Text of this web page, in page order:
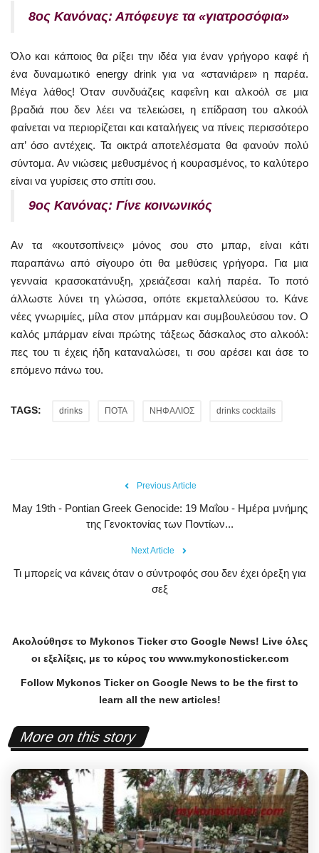
8ος Κανόνας: Απόφευγε τα «γιατροσόφια»
Όλο και κάποιος θα ρίξει την ιδέα για έναν γρήγορο καφέ ή
ένα δυναμωτικό energy drink για να «στανιάρει» η παρέα.
Μέγα λάθος! Όταν συνδυάζεις καφεΐνη και αλκοόλ σε μια
βραδιά που δεν λέει να τελειώσει, η επίδραση του αλκοόλ
φαίνεται να περιορίζεται και καταλήγεις να πίνεις περισσότερο
απ’ όσο αντέχεις. Τα οικτρά αποτελέσματα θα φανούν πολύ
σύντομα. Αν νιώσεις μεθυσμένος ή κουρασμένος, το καλύτερο
είναι να γυρίσεις στο σπίτι σου.
9ος Κανόνας: Γίνε κοινωνικός
Αν τα «κουτσοπίνεις» μόνος σου στο μπαρ, είναι κάτι
παραπάνω από σίγουρο ότι θα μεθύσεις γρήγορα. Για μια
γενναία κρασοκατάνυξη, χρειάζεσαι καλή παρέα. Το ποτό
άλλωστε λύνει τη γλώσσα, οπότε εκμεταλλεύσου το. Κάνε
νέες γνωριμίες, μίλα στον μπάρμαν και συμβουλεύσου τον. Ο
καλός μπάρμαν είναι πρώτης τάξεως δάσκαλος στο αλκοόλ:
πες του τι έχεις ήδη καταναλώσει, τι σου αρέσει και άσε το
επόμενο πάνω του.
TAGS: drinks ΠΟΤΑ ΝΗΦΑΛΙΟΣ drinks cocktails
Previous Article
May 19th - Pontian Greek Genocide: 19 Μαΐου - Ημέρα μνήμης
της Γενοκτονίας των Ποντίων...
Next Article
Τι μπορείς να κάνεις όταν ο σύντροφός σου δεν έχει όρεξη για
σεξ
Ακολούθησε το Mykonos Tickerστο Google News! Liveόλες
οι εξελίξεις, με το κύρος του www.mykonosticker.com
Follow Mykonos Ticker on Google News to be the first to
learn all the new articles!
More on this story